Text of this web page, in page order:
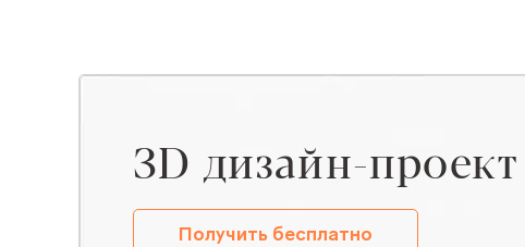
ЗD дизайн-
Получить бесплатно